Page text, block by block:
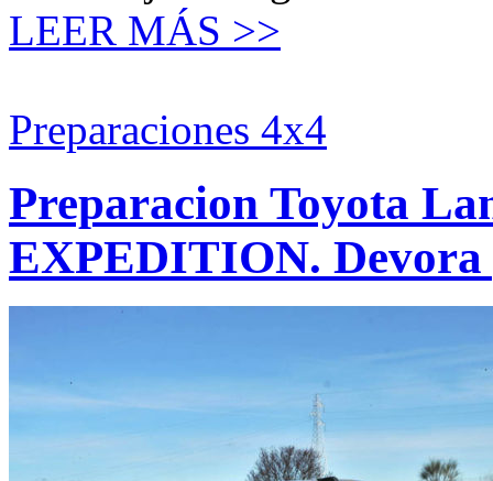
LEER MÁS >>
Preparaciones 4x4
Preparacion Toyota
EXPEDITION. Devora